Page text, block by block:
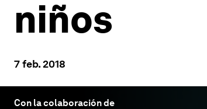
niños
7 feb. 2018
Con la colaboración de